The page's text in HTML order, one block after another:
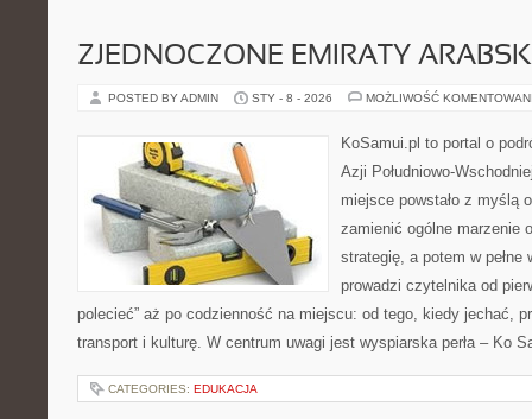
ZJEDNOCZONE EMIRATY
POSTED BY ADMIN STY - 8 - 2026 MOŻLIWOŚĆ
KoSamui.pl to portal o
Azji Południowo-
miejsce powstało z myślą
zamienić ogólne marzenie
strategię, a potem w pełne
prowadzi czytelnika od
polecieć” aż po codzienność na miejscu: od tego, kiedy jechać,
transport i kulturę. W centrum uwagi jest wyspiarska perła – Ko
CATEGORIES: EDUKACJA